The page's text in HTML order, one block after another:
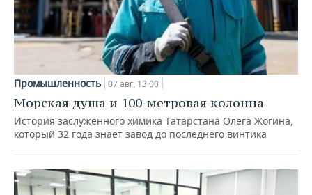
Промышленность 07 авг, 13:00
Морская душа и 100-метровая колонна
История заслуженного химика Татарстана Олега Жогина,
который 32 года знает завод до последнего винтика